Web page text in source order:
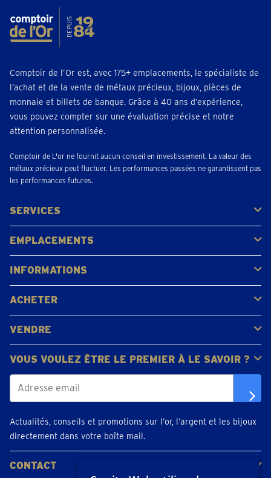
Comptoir de l’Or est, avec 175+ emplacements, le spécialiste de
l’achat et de la vente de métaux précieux, bijoux, pièces de
monnaie et billets de banque. Grâce à 40 ans d’expérience,
vous pouvez compter sur une évaluation précise et notre
attention personnalisée.
Comptoir de L'or ne fournit aucun conseil en investissement. La valeur des
métaux précieux peut fluctuer. Les performances passées ne garantissent pas
les performances futures.
SERVICES
Acheter
Vendre
Vente aux enchères
EMPLACEMENTS
Gerpinnes
Liège
Namur
Waterloo
Woluwe-Saint-Lambert
Voir tous les emplacements
INFORMATIONS
FAQ
Avis clients
ACHETER
Acheter de l'or
Acheter des pièces
Acheter de l'argent
VENDRE
Bijoux en or
Pièces d'or
Lingots d'or
VOUS VOULEZ ÊTRE LE PREMIER À LE SAVOIR ?
Actualités, conseils et promotions sur l’or, l’argent et les bijoux
directement dans votre boîte mail.
CONTACT